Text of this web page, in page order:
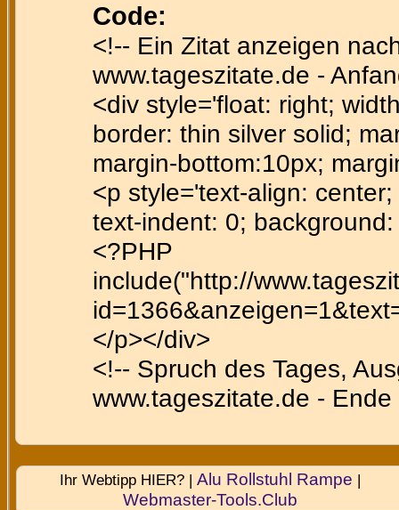
Code:
<!-- Ein Zitat anzeigen
www.tageszitate.de -
<div style='float: right;
border: thin silver solid;
margin-bottom:10px;
<p style='text-align:
text-indent: 0;
<?PHP
include("http://
</p></div>
<!-- Spruch des Tages,
www.tageszitate.de - Ende
Ihr Webtipp HIER? |Alu Rollstuhl Rampe |
Webmaster-Tools.Club